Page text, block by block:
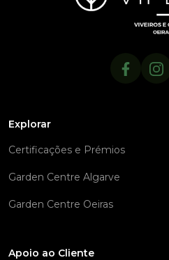
Explorar
Certificações e Prémios
Garden Centre Algarve
Garden Centre Oeiras
Apoio ao Cliente